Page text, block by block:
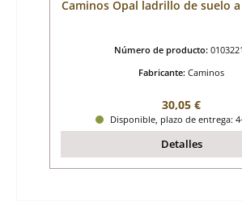
Caminos Opal ladrillo de suelo
Número de producto:
Fabricante: Caminos
Precio normal:
30,05 €
Disponible, plazo de entrega:
Detalles